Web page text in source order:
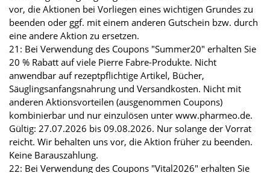
vor, die Aktionen bei Vorliegen eines wichtigen Grundes zu
beenden oder ggf. mit einem anderen Gutschein bzw. durch
eine andere Aktion zu ersetzen.
21: Bei Verwendung des Coupons "Summer20" erhalten Sie
20 % Rabatt auf viele Pierre Fabre-Produkte. Nicht
anwendbar auf rezeptpflichtige Artikel, Bücher,
Säuglingsanfangsnahrung und Versandkosten. Nicht mit
anderen Aktionsvorteilen (ausgenommen Coupons)
kombinierbar und nur einzulösen unter www.pharmeo.de.
Gültig: 27.07.2026 bis 09.08.2026. Nur solange der Vorrat
reicht. Wir behalten uns vor, die Aktion früher zu beenden.
Keine Barauszahlung.
22: Bei Verwendung des Coupons "Vital2026" erhalten Sie